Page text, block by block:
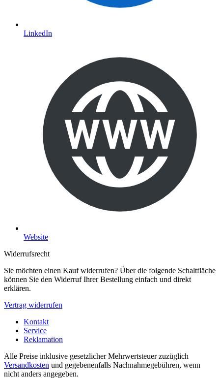
LinkedIn
Website
Widerrufsrecht
Sie möchten einen Kauf widerrufen? Über die folgende Schaltfläche
können Sie den Widerruf Ihrer Bestellung einfach und direkt
erklären.
Vertrag widerrufen
Kontakt
Service
Reklamation
Alle Preise inklusive gesetzlicher Mehrwertsteuer zuzüglich
Versandkosten und gegebenenfalls Nachnahmegebühren, wenn
nicht anders angegeben.